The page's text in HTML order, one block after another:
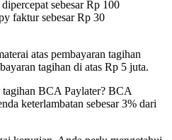
sebesar Rp 100
faktur sebesar Rp 30
atas pembayaran tagihan
tagihan di atas Rp 5 juta.
BCA Paylater? BCA
keterlambatan sebesar 3% dari